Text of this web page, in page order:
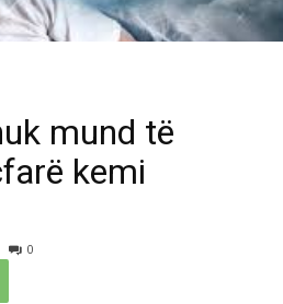
mund të
kemi
0